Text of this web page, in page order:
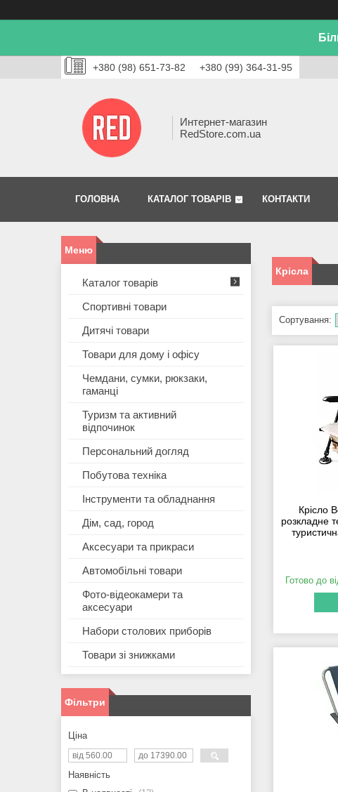
+380 (98) 651-73-82 +380 (99) 364-31-95
Интернет-магазин
RedStore.com.ua
ГОЛОВНА КАТАЛОГ ТОВАРІВ КОНТАКТИ
Крісла
Крісло
розкладне
Готово до
Каталог товарів
Спортивні товари
Дитячі товари
Товари для дому і офісу
Чемдани, сумки, рюкзаки,
гаманці
Туризм та активний
відпочинок
Персональний догляд
Побутова техніка
Інструменти та обладнання
Дім, сад, город
Аксесуари та прикраси
Автомобільні товари
Фото-відеокамери та
аксесуари
Набори столових приборів
Товари зі знижками
Фільтри
Ціна
Наявність